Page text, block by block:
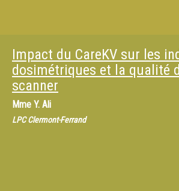
Impact du CareKV sur les
dosimétriques et la qualité
scanner
Mme Y. Ali
LPC Clermont-Ferrand